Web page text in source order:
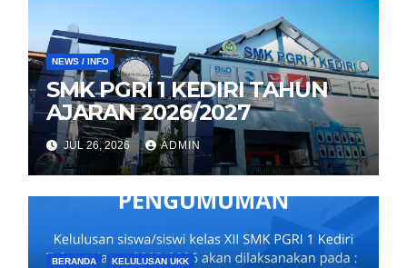
NEWS / INFO
SMK PGRI 1 KEDIRI TAHUN
AJARAN 2026/2027
JUL 26, 2026 ADMIN
BERANDA KELULUSAN UKK